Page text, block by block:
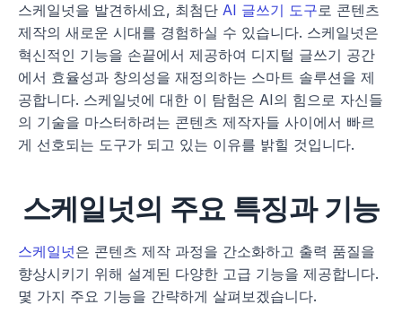
스케일넛을 발견하세요, 최첨단 AI 글쓰기 도구로 콘텐츠
제작의 새로운 시대를 경험하실 수 있습니다. 스케일넛은
혁신적인 기능을 손끝에서 제공하여 디지털 글쓰기 공간
에서 효율성과 창의성을 재정의하는 스마트 솔루션을 제
공합니다. 스케일넛에 대한 이 탐험은 AI의 힘으로 자신들
의 기술을 마스터하려는 콘텐츠 제작자들 사이에서 빠르
게 선호되는 도구가 되고 있는 이유를 밝힐 것입니다.
스케일넛의 주요 특징과 기능
스케일넛은 콘텐츠 제작 과정을 간소화하고 출력 품질을
향상시키기 위해 설계된 다양한 고급 기능을 제공합니다.
몇 가지 주요 기능을 간략하게 살펴보겠습니다.